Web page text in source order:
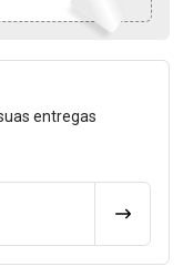
entregas